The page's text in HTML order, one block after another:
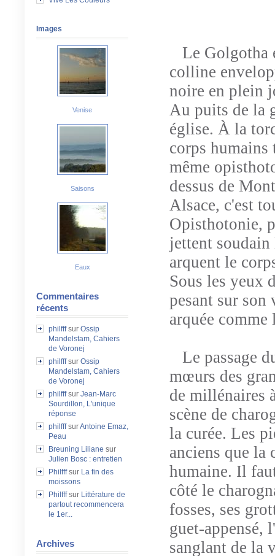
Images
Venise
Saisons
Eaux
Commentaires
récents
philfffsur Ossip
Mandelstam, Cahiers
de Voronej
philfffsur Ossip
Mandelstam, Cahiers
de Voronej
philfffsur Jean-Marc
Sourdillon, L'unique
réponse
philfffsurAntoine Emaz,
Peau
Breuning Liliane sur
Julien Bosc : entretien
Philfffsur La fin des
moissons
Philfffsur Littérature de
partout recommencera
le 1er...
Archives
Le Golgotha
colline
noire en plein
Au puits de la
église. À la
corps humains
même
dessus de
Alsace, c'est
Opisthotonie,
jettent soudain
arquent le
Sous les yeux
pesant sur son
arquée
Le passage
mœurs des
de millénaires
scène de
la curée. Les
anciens que la
humaine. Il
côté le
fosses, ses
guet-appensé,
sanglant de la